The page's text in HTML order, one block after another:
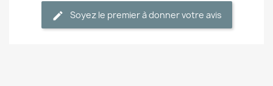
Soyez le premier à donner votre avis